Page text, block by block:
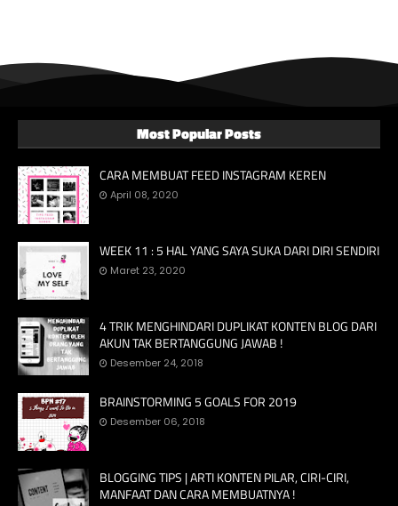
Most Popular Posts
CARA MEMBUAT FEED INSTAGRAM KEREN
April 08, 2020
WEEK 11 : 5 HAL YANG SAYA SUKA DARI DIRI SENDIRI
Maret 23, 2020
4 TRIK MENGHINDARI DUPLIKAT KONTEN BLOG DARI
AKUN TAK BERTANGGUNG JAWAB !
Desember 24, 2018
BRAINSTORMING 5 GOALS FOR 2019
Desember 06, 2018
BLOGGING TIPS | ARTI KONTEN PILAR, CIRI-CIRI,
MANFAAT DAN CARA MEMBUATNYA !